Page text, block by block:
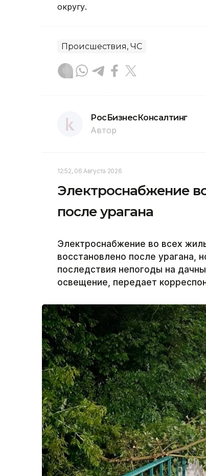
округу.
Происшествия, ЧС
РосБизнесКонсалтинг
Автор
12:52, 06 Августа 2026
Электроснабжение
после урагана
Электроснабжение во всех
восстановлено после урагана,
последствия непогоды на
освещение, передает